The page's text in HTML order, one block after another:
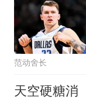
范动舍长
天空硬糖消